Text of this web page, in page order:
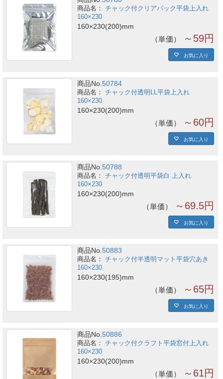
チャック付クリアパック平袋上入れ
160×230
160×230(200)mm
単価 ～59円
お気に入り
商品No.50784
チャック付透明LL平袋上入れ
160×230
160×230(200)mm
単価 ～60円
お気に入り
商品No.50788
チャック付透明平袋白 上入れ
160×230
160×230(200)mm
単価 ～69.5円
お気に入り
商品No.50883
チャック付半透明マット平袋穴あき
160×230
160×230(195)mm
単価 ～65円
お気に入り
商品No.50886
チャック付クラフト平袋窓付上入れ
160×230
160×230(200)mm
単価 ～61円